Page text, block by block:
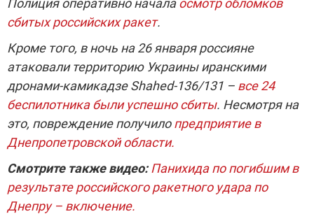
сбитых российских ракет.
Кроме того, в ночь на 26 января россияне
атаковали территорию Украины иранскими
дронами-камикадзе Shahed-136/131 – все 24
беспилотника были успешно сбиты. Несмотря на
это, повреждение получилопредприятие в
Днепропетровской области.
Смотрите также видео: Панихида по погибшим в
результате российского ракетного удара по
Днепру – включение.